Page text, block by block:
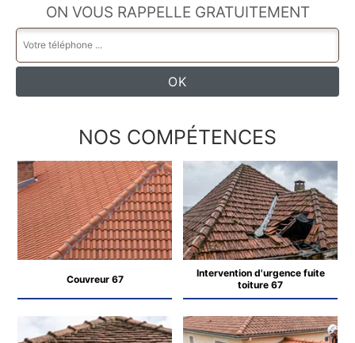
ON VOUS RAPPELLE GRATUITEMENT
NOS COMPÉTENCES
Couvreur 67
Intervention d'urgence fuite
toiture 67